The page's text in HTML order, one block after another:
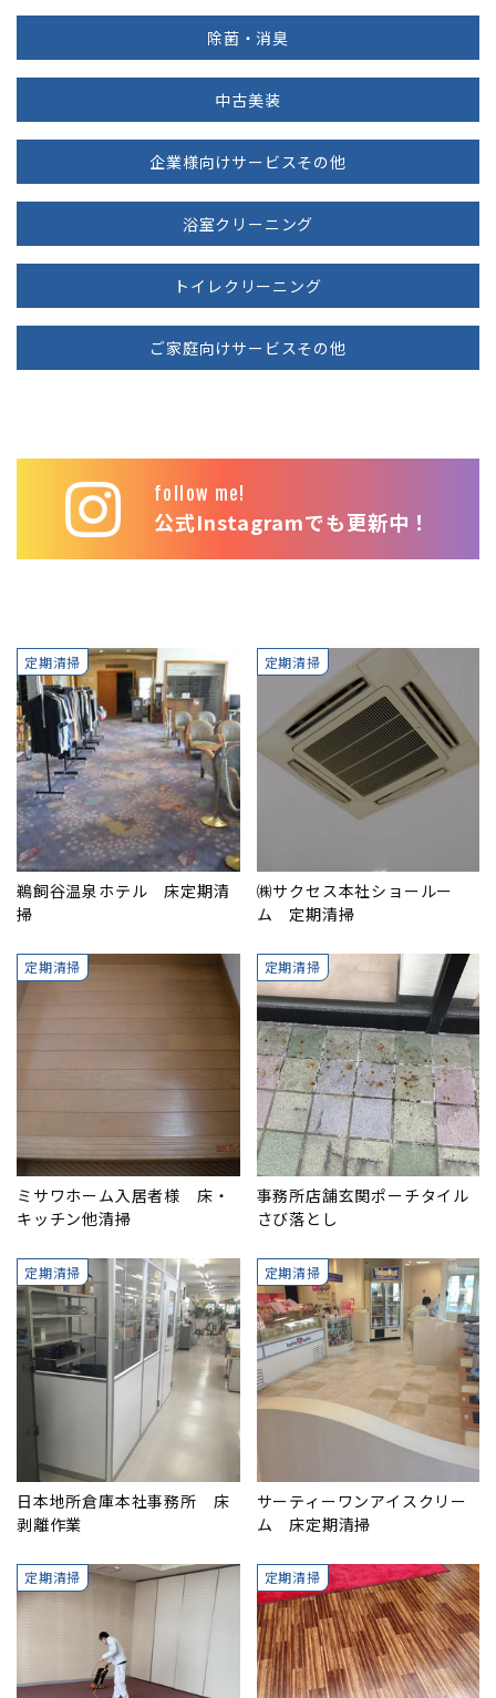
除菌・消臭
中古美装
企業様向けサービスその他
浴室クリーニング
トイレクリーニング
ご家庭向けサービスその他
follow me!
公式Instagramでも更新中！
定期清掃
鵜飼谷温泉ホテル 床定期清
掃
定期清掃
㈱サクセス本社ショールー
ム 定期清掃
定期清掃
ミサワホーム入居者様 床・
キッチン他清掃
定期清掃
事務所店舗玄関ポーチタイル
さび落とし
定期清掃
日本地所倉庫本社事務所 床
剥離作業
定期清掃
サーティーワンアイスクリー
ム 床定期清掃
定期清掃 定期清掃